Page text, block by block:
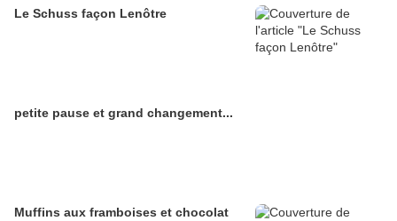
Le Schuss façon Lenôtre
petite pause et grand changement...
Muffins aux framboises et chocolat